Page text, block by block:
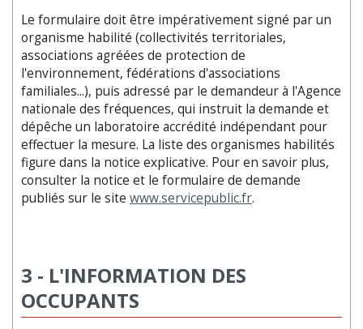
Le formulaire doit être impérativement signé par un
organisme habilité (collectivités territoriales,
associations agréées de protection de
l'environnement, fédérations d'associations
familiales...), puis adressé par le demandeur à l'Agence
nationale des fréquences, qui instruit la demande et
dépêche un laboratoire accrédité indépendant pour
effectuer la mesure. La liste des organismes habilités
figure dans la notice explicative. Pour en savoir plus,
consulter la notice et le formulaire de demande
publiés sur le site www.servicepublic.fr.
3 - L'INFORMATION DES
OCCUPANTS